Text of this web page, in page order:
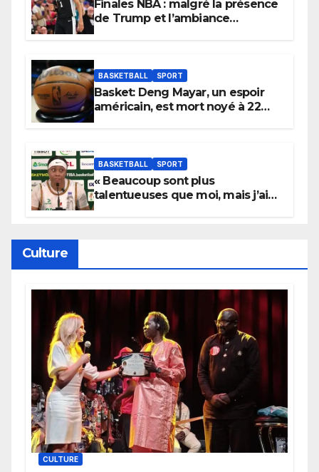
Finales NBA : malgré la présence
de Trump et l’ambiance
BASKETBALL SPORT
Basket: Deng Mayar, un espoir
américain, est mort noyé à 22
BASKETBALL SPORT
« Beaucoup sont plus
talentueuses que moi, mais j’ai
Culture
CULTURE